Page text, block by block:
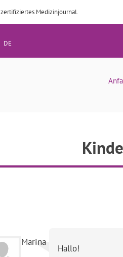
zertifiziertes Medizinjournal.
DE
Marina
Hallo!